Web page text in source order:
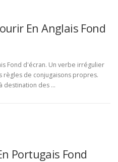
En Anglais Fond
Fond d'écran. Un verbe irrégulier
règles de conjugaisons propres.
destination des …
Portugais Fond